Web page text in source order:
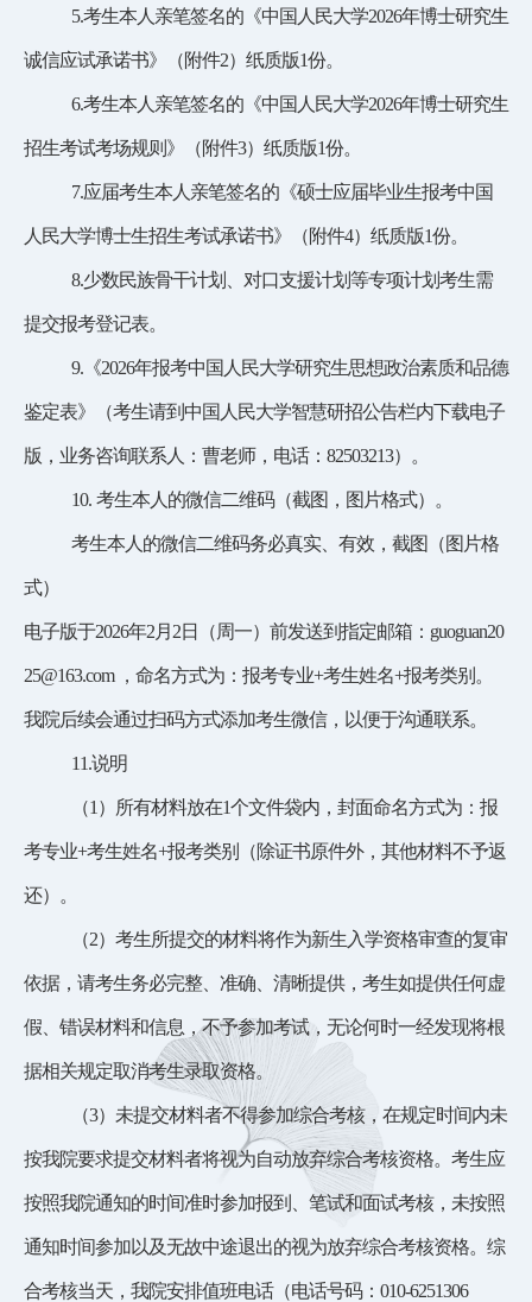
5.考生本人亲笔签名的《中国人民大学2026年博士研究生
诚信应试承诺书》（附件2）纸质版1份。
6.考生本人亲笔签名的《中国人民大学2026年博士研究生
招生考试考场规则》（附件3）纸质版1份。
7.应届考生本人亲笔签名的《硕士应届毕业生报考中国
人民大学博士生招生考试承诺书》（附件4）纸质版1份。
8.少数民族骨干计划、对口支援计划等专项计划考生需
提交报考登记表。
9. 《2026年报考中国人民大学研究生思想政治素质和品德
鉴定表》（考生请到中国人民大学智慧研招公告栏内下载电子
版，业务咨询联系人：曹老师，电话： 82503213）。
10. 考生本人的微信二维码（截图，图片格式）。
考生本人的微信二维码务必真实、有效， 截图（图片格
式）
电子版于2026年2月2日（周一）前发送到指定邮箱： guoguan20
25@163.com ，命名方式为：报考专业+考生姓名+报考类别。
我院后续会通过扫码方式添加考生微信，以便于沟通联系。
11.说明
（1）所有材料放在1个文件袋内，封面命名方式为：报
考专业+考生姓名+报考类别（除证书原件外，其他材料不予返
还）。
（2）考生所提交的材料将作为新生入学资格审查的复审
依据，请考生务必完整、准确、清晰提供，考生如提供任何虚
假、错误材料和信息，不予参加考试，无论何时一经发现将根
据相关规定取消考生录取资格。
（3）未提交材料者不得参加综合考核，在规定时间内未
按我院要求提交材料者将视为自动放弃综合考核资格。考生应
按照我院通知的时间准时参加报到、笔试和面试考核，未按照
通知时间参加以及无故中途退出的视为放弃综合考核资格。综
合考核当天，我院安排值班电话（电话号码：010-6251306